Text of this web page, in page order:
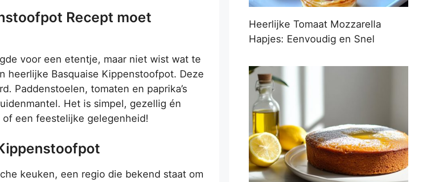
Recept moet
voor een etentje, maar niet wist wat te
heerlijke Basquaise Kippenstoofpot. Deze
Paddenstoelen, tomaten en paprika’s
Het is simpel, gezellig én
een feestelijke gelegenheid!
keuken, een regio die bekend staat om
Heerlijke Tomaat Mozzarella
Hapjes: Eenvoudig en Snel